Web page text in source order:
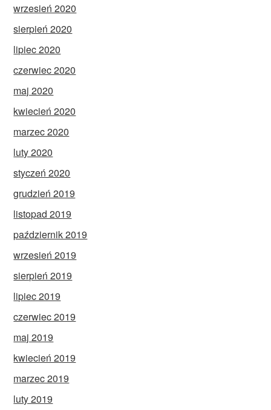
wrzesień 2020
sierpień 2020
lipiec 2020
czerwiec 2020
maj 2020
kwiecień 2020
marzec 2020
luty 2020
styczeń 2020
grudzień 2019
listopad 2019
październik 2019
wrzesień 2019
sierpień 2019
lipiec 2019
czerwiec 2019
maj 2019
kwiecień 2019
marzec 2019
luty 2019